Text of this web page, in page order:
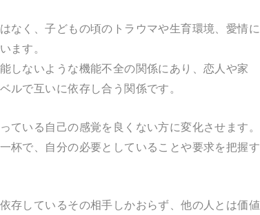
なく、子どもの頃のトラウマや生育環境、愛情に
ます。
しないような機能不全の関係にあり、恋人や家
ルで互いに依存し合う関係です。
ている自己の感覚を良くない方に変化させます。
杯で、自分の必要としていることや要求を把握す
存しているその相手しかおらず、他の人とは価値